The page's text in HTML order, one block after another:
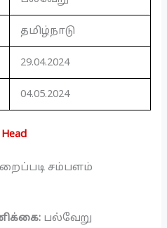
தமிழ்நாடு
29.04.2024
04.05.2024
சம்பளம்
பல்வேறு